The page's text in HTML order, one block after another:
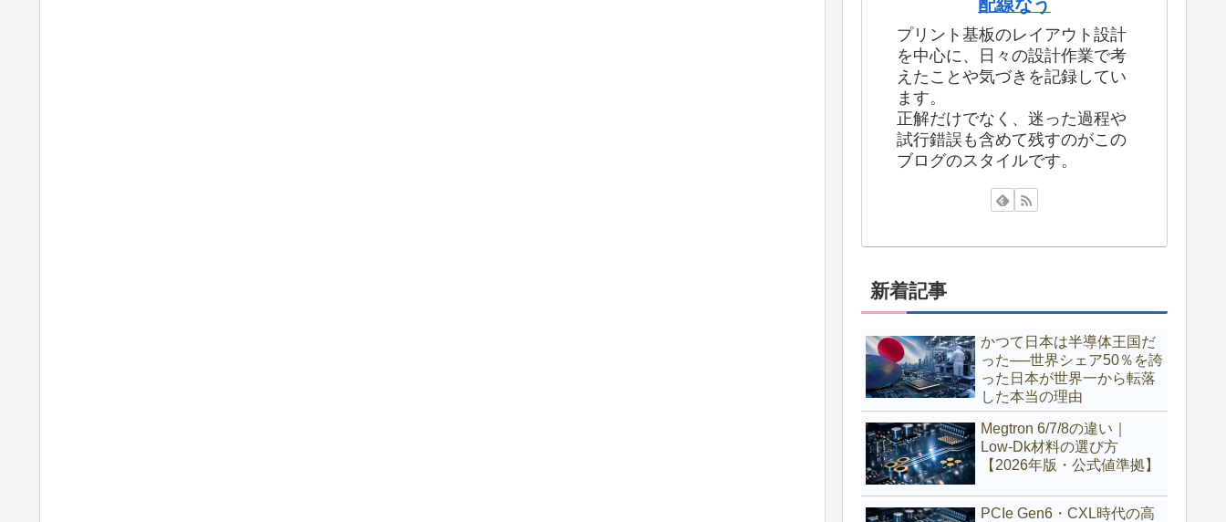
配線なう
プリント基板のレイアウト設計
を中心に、日々の設計作業で考
えたことや気づきを記録してい
ます。
正解だけでなく、迷った過程や
試行錯誤も含めて残すのがこの
ブログのスタイルです。
新着記事
かつて日本は半導体王国だ
った──世界シェア50％を誇
った日本が世界一から転落
した本当の理由
Megtron 6/7/8の違い｜
Low‑Dk材料の選び方
【2026年版・公式値準拠】
PCIe Gen6・CXL時代の高